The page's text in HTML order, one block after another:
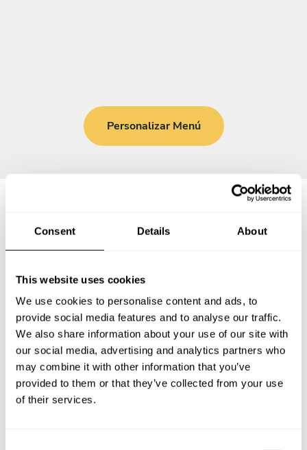
Consent Details About
This website uses cookies
We use cookies to personalise content and ads, to
provide social media features and to analyse our traffic.
We also share information about your use of our site with
our social media, advertising and analytics partners who
may combine it with other information that you’ve
provided to them or that they’ve collected from your use
of their services.
Personalizar Menú
Preguntas frecuentes
Domicilio en Puerto Asís.
¿Qué incluye un servicio de Chef a Domicilio en Puerto
Asís?
¿Cuánto cuesta un Chef a Domicilio en Puerto Asís?